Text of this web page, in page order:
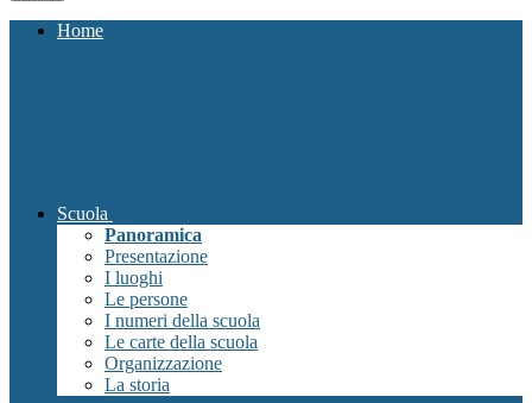
Home
Scuola
Panoramica
Presentazione
I luoghi
Le persone
I numeri della scuola
Le carte della scuola
Organizzazione
La storia